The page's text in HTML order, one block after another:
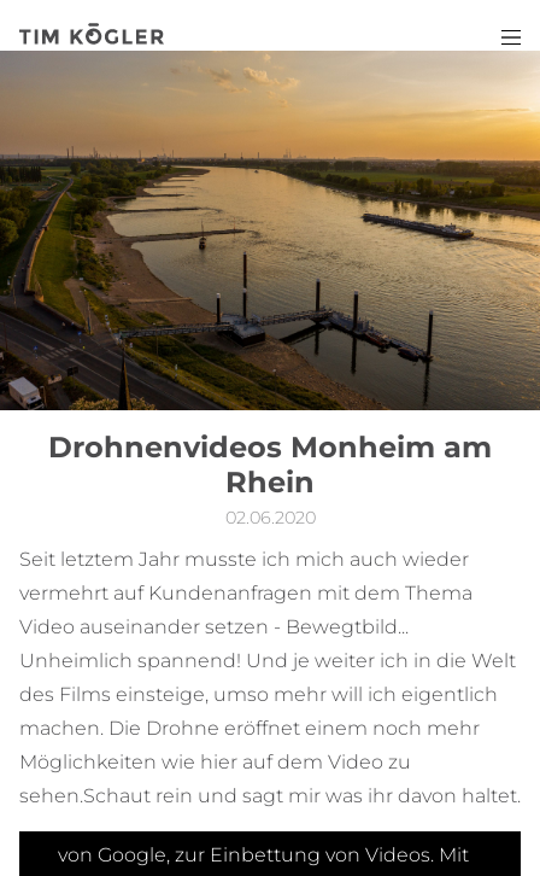
Drohnenvideos Monheim am
Rhein
02.06.2020
Seit letztem Jahr musste ich mich auch wieder
vermehrt auf Kundenanfragen mit dem Thema
Video auseinander setzen - Bewegtbild...
Unheimlich spannend! Und je weiter ich in die Welt
des Films einsteige, umso mehr will ich eigentlich
machen. Die Drohne eröffnet einem noch mehr
Möglichkeiten wie hier auf dem Video zu
sehen.Schaut rein und sagt mir was ihr davon haltet.
von Google, zur Einbettung von Videos. Mit